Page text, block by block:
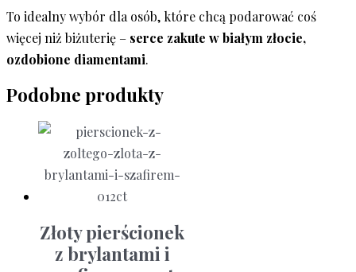
To idealny wybór dla osób, które chcą podarować coś
więcej niż biżuterię – serce zakute w białym złocie,
ozdobione diamentami.
Podobne produkty
Złoty pierścionek
z brylantami i